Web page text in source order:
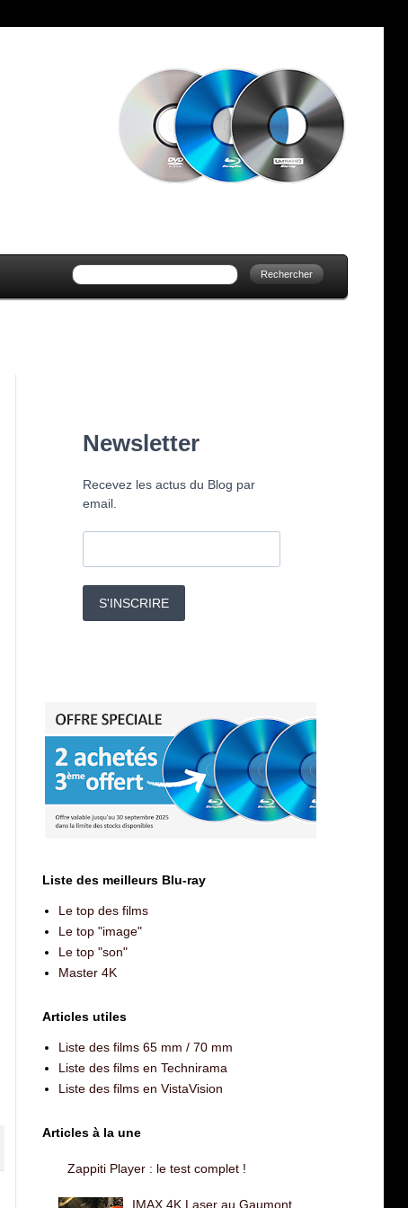
Newsletter
Recevez les actus du Blog par
email.
S'INSCRIRE
Liste des meilleurs Blu-ray
Le top des films
Le top "image"
Le top "son"
Master 4K
Articles utiles
Liste des films 65 mm / 70 mm
Liste des films en Technirama
Liste des films en VistaVision
Articles à la une
Zappiti Player : le test complet !
IMAX 4K Laser au Gaumont